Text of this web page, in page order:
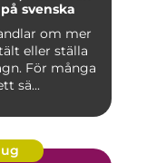
svenska
om mer
eller ställa
För många
sä...